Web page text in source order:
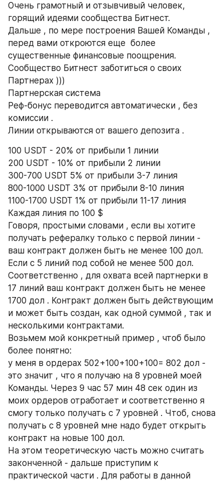
Очень грамотный и отзывчивый человек,
горящий идеями сообщества Битнест.
Дальше , по мере построения Вашей Команды ,
перед вами откроются еще  более
существенные финансовые поощрения.
Сообщество Битнест заботиться о своих
Партнерах )))
Партнерская система
Реф-бонус переводится автоматически , без
комиссии .
Линии открываются от вашего депозита .
100 USDT - 20% от прибыли 1 линии
200 USDT - 10% от прибыли 2 линии
300-700 USDT 5% от прибыли 3-7 линия
800-1000 USDT 3% от прибыли 8-10 линия
1100-1700 USDT 1% от прибыли 11-17 линия
Каждая линия по 100 $
Говоря, простыми словами , если вы хотите
получать рефералку только с первой линии -
ваш контракт должен быть не менее 100 дол.
Если с 5 линий под собой не менее 500 дол.
Соответственно , для охвата всей партнерки в
17 линий ваш контракт должен быть не менее
1700 дол . Контракт должен быть действующим
и может быть создан, как одной суммой , так и
несколькими контрактами.
Возьмем мой конкретный пример , чтоб было
более понятно:
у меня в ордерах 502+100+100+100= 802 дол -
это значит , что я получаю на 8 уровней моей
Команды. Через 9 час 57 мин 48 сек один из
моих ордеров отработает и соответственно я
смогу только получать с 7 уровней . Чтоб, снова
получать с 8 уровней мне надо будет открыть
контракт на новые 100 дол.
На этом теоретическую часть можно считать
законченной - дальше приступим к
практической части . Для работы в данной